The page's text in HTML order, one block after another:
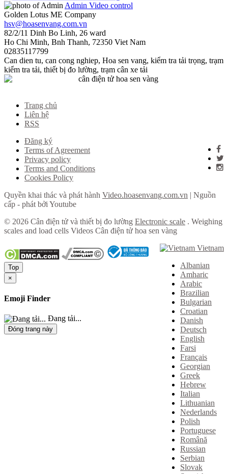
Admin Video control
Golden Lotus ME Company
hsv@hoasenvang.com.vn
82/2/11 Dinh Bo Linh, 26 ward
Ho Chi Minh, Bnh Thanh, 72350 Viet Nam
02835117799
Can dien tu, can cong nghiep, Hoa sen vang, kiểm tra tải trọng, trạm
kiểm tra tải, thiết bị đo lường, trạm cân xe tải
Trang chủ
Liên hệ
RSS
Đăng ký
Terms of Agreement
Privacy policy
Terms and Conditions
Cookies Policy
Quyền khai thác và phát hành Video.hoasenvang.com.vn | Nguồn
cấp - phát bởi Youtube
© 2026 Cân điện tử và thiết bị đo lường Electronic scale . Weighing
scales and load cells Videos Cân điện tử hoa sen vàng
Vietnam
Albanian
Amharic
Arabic
Brazilian
Bulgarian
Croatian
Danish
Deutsch
English
Farsi
Français
Georgian
Greek
Hebrew
Italian
Lithuanian
Nederlands
Polish
Portuguese
Română
Russian
Serbian
Slovak
Top
×
Emoji Finder
Đang tải...
Đóng trang này